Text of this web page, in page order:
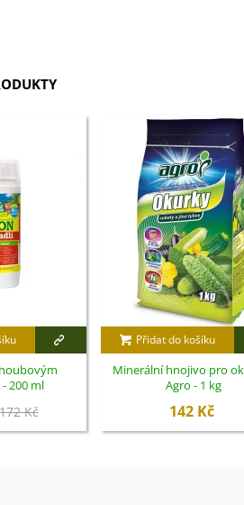
200 ml
Kč
Přidat do košíku
Minerální hnojivo pro
Agro - 1 kg
142 Kč